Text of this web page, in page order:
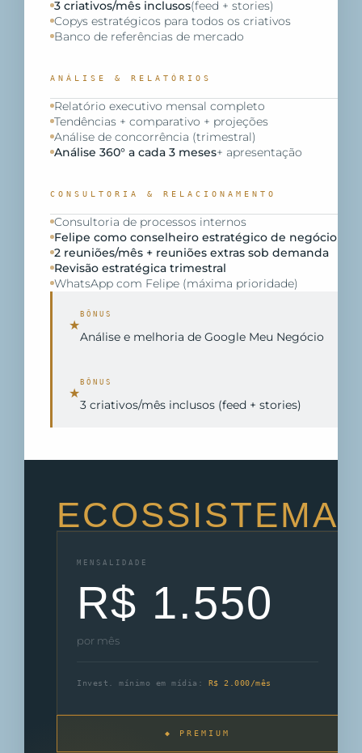
ECOSSISTEMA
MENSALIDADE
R$ 1.550
por mês
Invest. mínimo em mídia: R$ 2.000/mês
◆ PREMIUM
3 criativos/mês inclusos(feed + stories)
Copys estratégicos para todos os criativos
Banco de referências de mercado
ANÁLISE & RELATÓRIOS
Relatório executivo mensal completo
Tendências + comparativo + projeções
Análise de concorrência (trimestral)
Análise 360° a cada 3 meses+ apresentação
CONSULTORIA & RELACIONAMENTO
Consultoria de processos internos
Felipe como conselheiro estratégico de negócio
2 reuniões/mês + reuniões extras sob demanda
Revisão estratégica trimestral
WhatsApp com Felipe (máxima prioridade)
★
BÔNUS
Análise e melhoria de Google Meu Negócio
★
BÔNUS
3 criativos/mês inclusos (feed + stories)